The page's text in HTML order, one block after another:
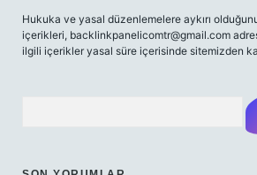
Hukuka ve yasal düzenlemelere aykırı
içerikleri, backlinkpanelicomtr@gmail.com
ilgili içerikler yasal süre içerisinde sitemizden